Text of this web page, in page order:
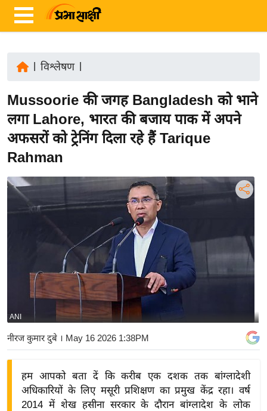
ज़ा
ख
ब
र
ष्ट्री
ज़
द्यो
विश्लेषण|
Mussoorie की जगह Bangladesh को भाने
लगा Lahore, भारत की बजाय पाक में अपने
अफसरों को ट्रेनिंग दिला रहे हैं Tarique
Rahman
ANI
नीरज कुमार दुबे । May 16 2026 1:38PM
हम आपको बता दें कि करीब एक दशक तक बांग्लादेशी
अधिकारियों के लिए मसूरी प्रशिक्षण का प्रमुख केंद्र रहा। वर्ष
2014 में शेख हसीना सरकार के दौरान बांग्लादेश के लोक